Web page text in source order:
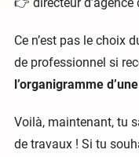
Ce n’est pas le choix
de professionnel si
l’organigramme
Voilà, maintenant, tu
de travaux ! Si tu